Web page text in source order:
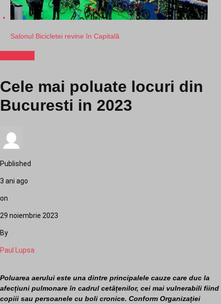
Salonul Bicicletei revine în Capitală
Cele mai poluate locuri din
Bucuresti in 2023
Published
3 ani ago
on
29 noiembrie 2023
By
Paul Lupsa
Poluarea aerului este una dintre principalele cauze care duc la
afecțiuni pulmonare în cadrul cetățenilor, cei mai vulnerabili fiind
copiii sau persoanele cu boli cronice. Conform Organizației